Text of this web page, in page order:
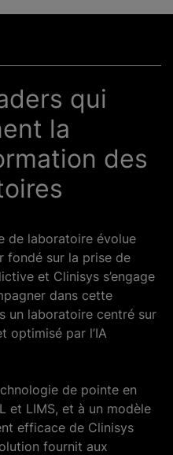
qui
la
des
de laboratoire évolue
fondé sur la prise de
et Clinisys s’engage
dans cette
un laboratoire centré sur
optimisé par l’IA
de pointe en
et LIMS, et à un modèle
efficace de Clinisys
fournit aux